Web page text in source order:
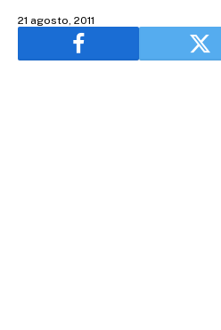
21 agosto, 2011